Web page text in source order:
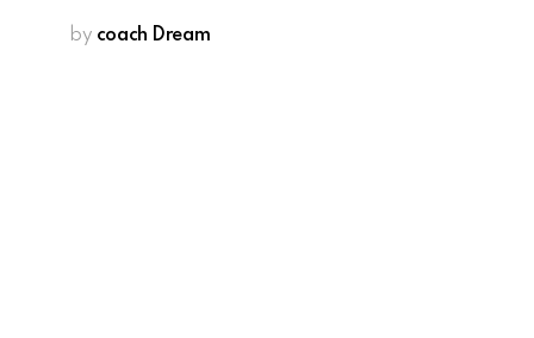
by coach Dream